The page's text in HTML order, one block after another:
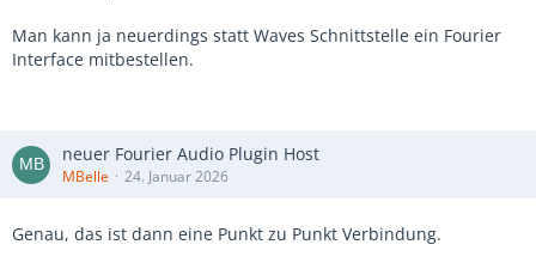
Man kann ja neuerdings statt Waves Schnittstelle ein Fourier
Interface mitbestellen.
neuer Fourier Audio Plugin Host
MBelle 24. Januar 2026
Genau, das ist dann eine Punkt zu Punkt Verbindung.